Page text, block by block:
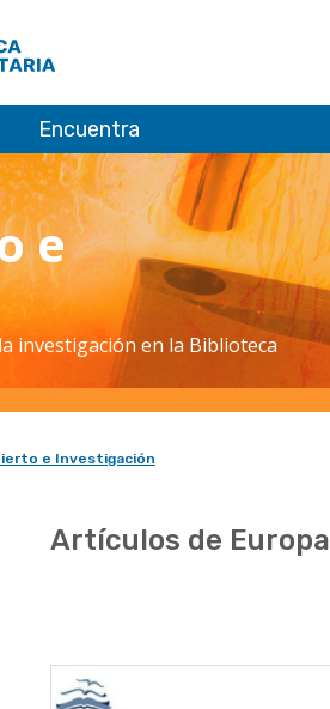
Encuentra
e
investigación en la Biblioteca
e Investigación
Artículos de Europa